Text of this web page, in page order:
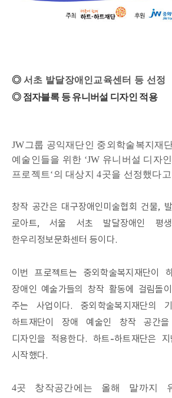
◎ 서초 발달장애인교육센터 등 선정
◎ 점자블록 등 유니버설 디자인 적용
JW그룹 공익재단인 중외학술복지재
예술인들을 위한 ‘JW 유니버설 디자
프로젝트‘의 대상지 4곳을 선정했다
창작 공간은 대구장애인미술협회 건물,
로아트, 서울 서초 발달장애인 평생
한우리정보문화센터 등이다.
이번 프로젝트는 중외학술복지재단이
장애인 예술가들의 창작 활동에 걸림돌
주는 사업이다. 중외학술복지재단의
하트재단이 장애 예술인 창작 공간을
디자인을 적용한다. 하트-하트재단은
시작했다.
4곳 창작공간에는 올해 말까지